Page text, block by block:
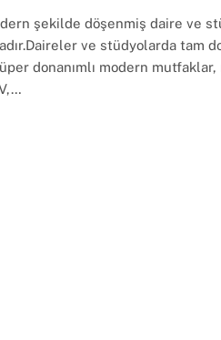
şekilde döşenmiş daire ve
ve stüdyolarda tam
donanımlı modern mutfaklar,